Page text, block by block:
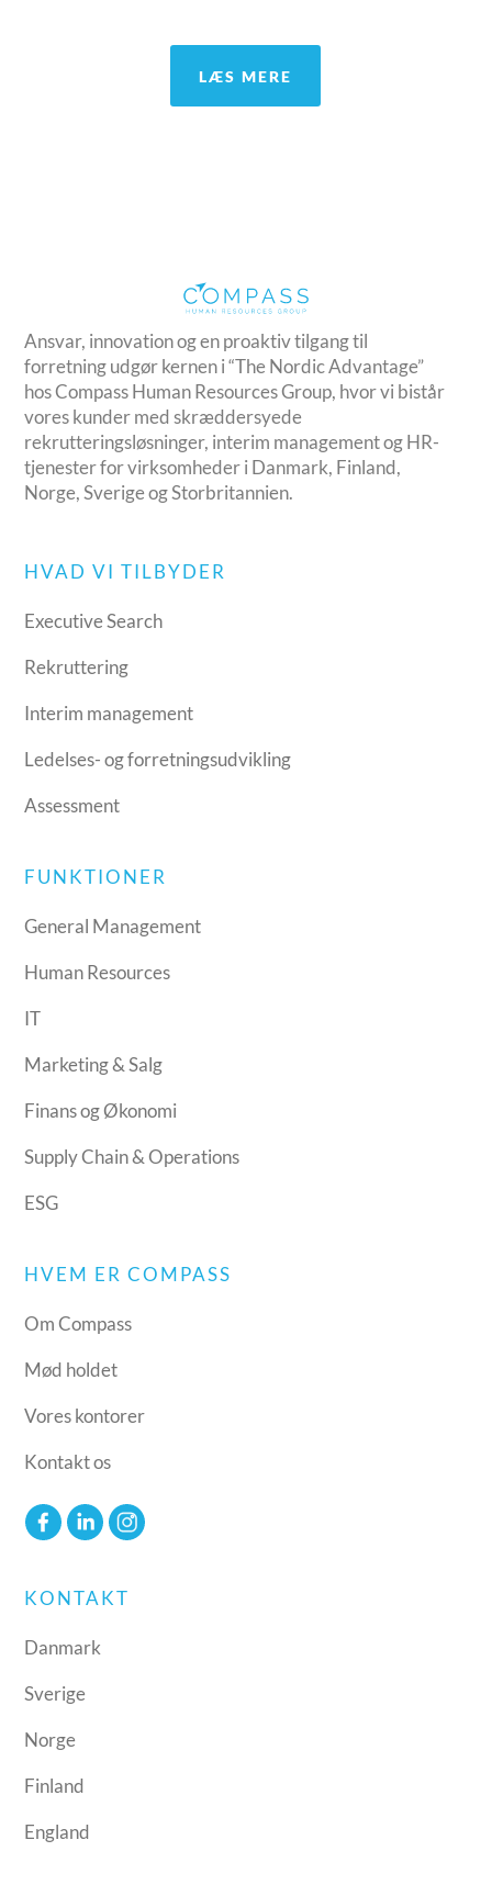
LÆS MERE
Ansvar, innovation og en proaktiv tilgang til
forretning udgør kernen i “The Nordic Advantage”
hos Compass Human Resources Group, hvor vi bistår
vores kunder med skræddersyede
rekrutteringsløsninger, interim management og HR-
tjenester for virksomheder i Danmark, Finland,
Norge, Sverige og Storbritannien.
HVAD VI TILBYDER
Executive Search
Rekruttering
Interim management
Ledelses- og forretningsudvikling
Assessment
FUNKTIONER
General Management
Human Resources
IT
Marketing & Salg
Finans og Økonomi
Supply Chain & Operations
ESG
HVEM ER COMPASS
Om Compass
Mød holdet
Vores kontorer
Kontakt os
KONTAKT
Danmark
Sverige
Norge
Finland
England